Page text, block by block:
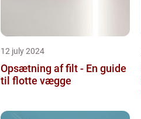
12 july 2024
Opsætning af filt - En guide
til flotte vægge